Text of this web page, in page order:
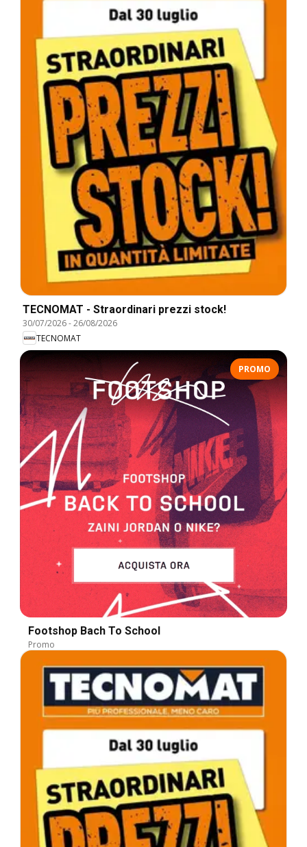
TECNOMAT - Straordinari prezzi stock!
30/07/2026-26/08/2026
TECNOMAT
PROMO
Footshop Bach To School
Promo